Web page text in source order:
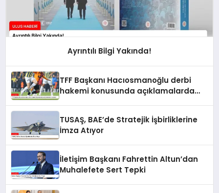
Ayrıntılı Bilgi Yakında!
TFF Başkanı Hacıosmanoğlu derbi
hakemi konusunda açıklamalarda
TUSAŞ, BAE’de Stratejik İşbirliklerine
İmza Atıyor
İletişim Başkanı Fahrettin Altun’dan
Muhalefete Sert Tepki